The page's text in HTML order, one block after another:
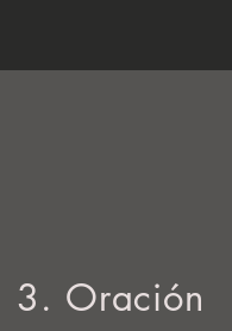
3. Oración